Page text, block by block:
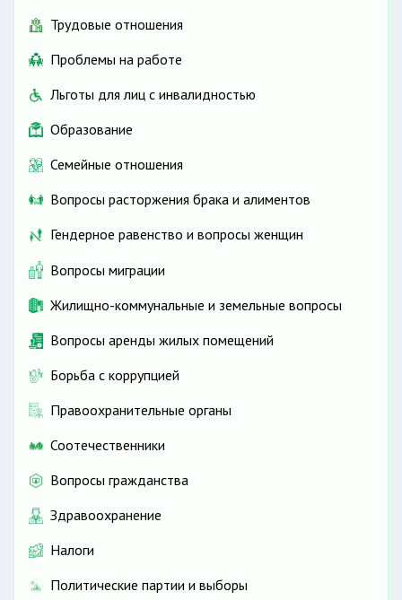
Трудовые отношения
Проблемы на работе
Льготы для лиц с инвалидностью
Образование
Семейные отношения
Вопросы расторжения брака и алиментов
Гендерное равенство и вопросы женщин
Вопросы миграции
Жилищно-коммунальные и земельные вопросы
Вопросы аренды жилых помещений
Борьба с коррупцией
Правоохранительные органы
Соотечественники
Вопросы гражданства
Здравоохранение
Налоги
Политические партии и выборы